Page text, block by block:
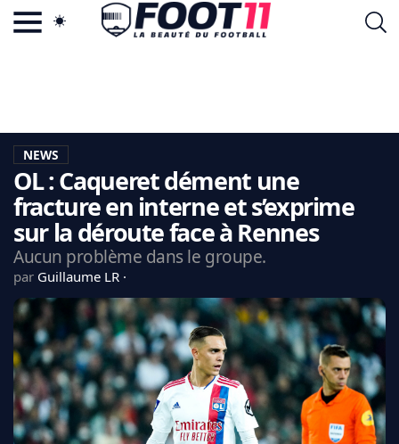
LA CHARTE
VIE PRIVÉE
CGU
CONTACTEZ-NOUS
CDM 2026
EDF
PSG
LIGUE 1
REAL MADRID
FC BARCELONE
MANCHESTER UNITED
NEWS
OL : Caqueret dément une
fracture en interne et s’exprime
sur la déroute face à Rennes
Aucun problème dans le groupe.
par Guillaume LR